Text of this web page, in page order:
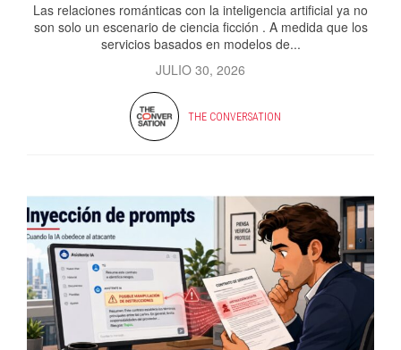
Las relaciones románticas con la inteligencia artificial ya no
son solo un escenario de ciencia ficción . A medida que los
servicios basados ​​en modelos de...
JULIO 30, 2026
THE CONVERSATION